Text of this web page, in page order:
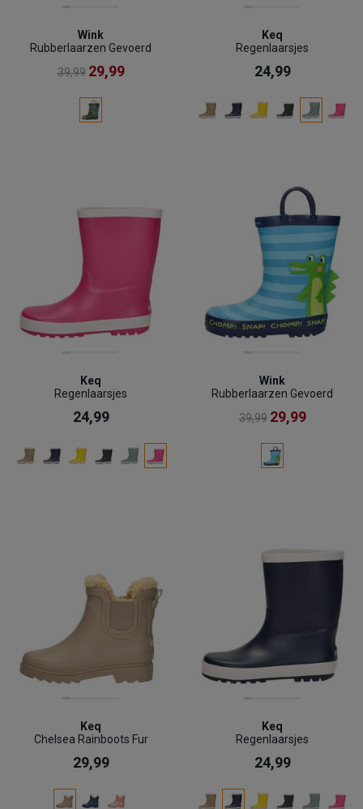
Wink
Rubberlaarzen Gevoerd
39,99 29,99
Keq
Regenlaarsjes
24,99
Keq
Regenlaarsjes
24,99
Wink
Rubberlaarzen Gevoerd
39,99 29,99
Keq
Chelsea Rainboots Fur
29,99
Keq
Regenlaarsjes
24,99